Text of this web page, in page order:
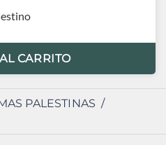
CARRITO
PALESTINAS /